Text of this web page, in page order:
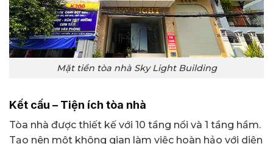
Mặt tiền tòa nhà Sky Light Building
Kết cấu – Tiện ích tòa nhà
Tòa nhà được thiết kế với 10 tầng nổi và 1 tầng hầm.
Tạo nên một không gian làm việc hoàn hảo với diện